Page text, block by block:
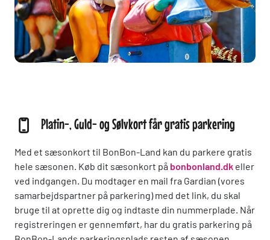
Platin-, Guld- og Sølvkort får gratis parkering
Med et sæsonkort til BonBon-Land kan du parkere gratis
hele sæsonen. Køb dit sæsonkort på bonbonland.dk eller
ved indgangen. Du modtager en mail fra Gardian (vores
samarbejdspartner på parkering) med det link, du skal
bruge til at oprette dig og indtaste din nummerplade. Når
registreringen er gennemført, har du gratis parkering på